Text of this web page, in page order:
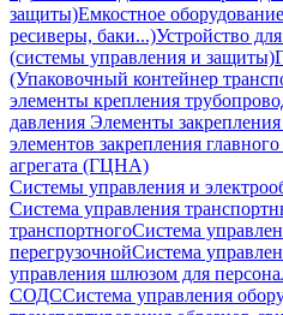
защиты)Емкостное
ресиверы, баки...)Устройство
(системы управления и защиты)
(Упаковочный контейнер
элементы крепления
давления Элементы
элементов закрепления
агрегата (ГЦНА)
Системы управления и
Система управления
транспортногоСистема
перегрузочнойСистема
управления шлюзом для
СОДССистема управления